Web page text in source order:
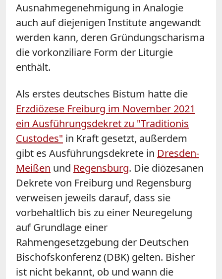
Ausnahmegenehmigung in Analogie
auch auf diejenigen Institute angewandt
werden kann, deren Gründungscharisma
die vorkonziliare Form der Liturgie
enthält.
Als erstes deutsches Bistum hatte die
Erzdiözese Freiburg im November 2021
ein Ausführungsdekret zu "Traditionis
Custodes" in Kraft gesetzt, außerdem
gibt es Ausführungsdekrete in Dresden-
Meißen und Regensburg. Die diözesanen
Dekrete von Freiburg und Regensburg
verweisen jeweils darauf, dass sie
vorbehaltlich bis zu einer Neuregelung
auf Grundlage einer
Rahmengesetzgebung der Deutschen
Bischofskonferenz (DBK) gelten. Bisher
ist nicht bekannt, ob und wann die